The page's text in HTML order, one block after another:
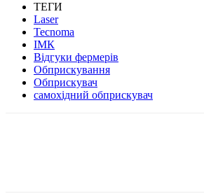
ТЕГИ
Laser
Tecnoma
ІМК
Відгуки фермерів
Обприскування
Обприскувач
самохідний обприскувач